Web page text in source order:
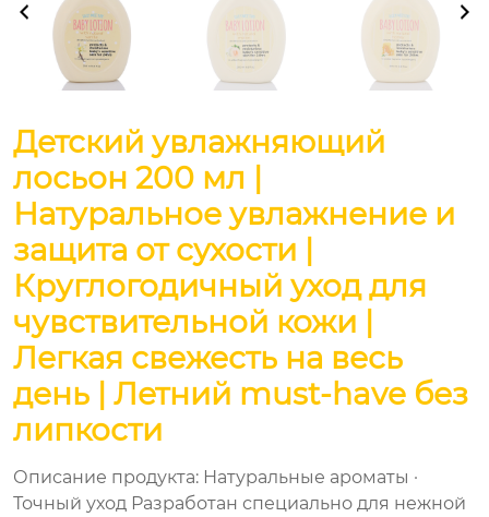
Детский увлажняющий
лосьон 200 мл |
Натуральное увлажнение и
защита от сухости |
Круглогодичный уход для
чувствительной кожи |
Легкая свежесть на весь
день | Летний must-have без
липкости
Описание продукта: Натуральные ароматы ·
Точный уход Разработан специально для нежной